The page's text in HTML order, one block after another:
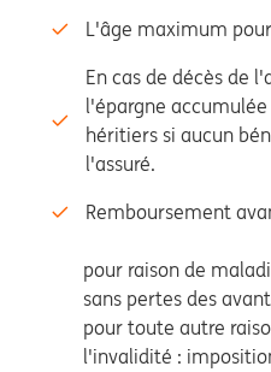
L'âge maximum
En cas de décès de
l'épargne
héritiers si aucun
l'assuré.
Remboursement
pour raison de
sans pertes des
pour toute autre
l'invalidité :